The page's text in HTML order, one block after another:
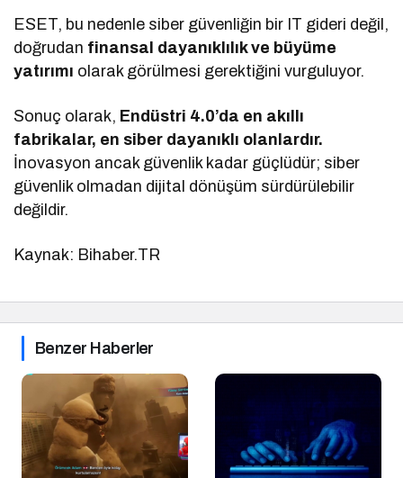
ESET, bu nedenle siber güvenliğin bir IT gideri değil,
doğrudan finansal dayanıklılık ve büyüme
yatırımı olarak görülmesi gerektiğini vurguluyor.
Sonuç olarak, Endüstri 4.0’da en akıllı
fabrikalar, en siber dayanıklı olanlardır.
İnovasyon ancak güvenlik kadar güçlüdür; siber
güvenlik olmadan dijital dönüşüm sürdürülebilir
değildir.
Kaynak: Bihaber.TR
Benzer Haberler